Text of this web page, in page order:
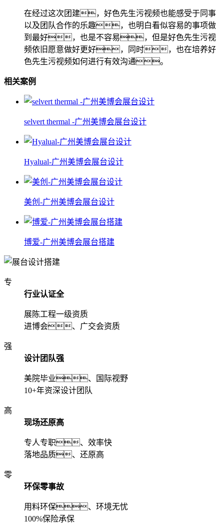
在经过这次团建，好色先生污视频也能感受于同事
以及团队合作的乐趣，也明白看似容易的事项做
到最好，也是不容易，但是好色先生污视
频依旧愿意做好更好，同时，也在培养好
色先生污视频如何进行有效沟通。
相关案例
selvert thermal -广州美博会展台设计
Hyalual-广州美博会展台设计
美创-广州美博会展台设计
博爱-广州美博会展台搭建
专
行业认证全
展陈工程一级资质
进博会、广交会资质
强
设计团队强
美院毕业、国际视野
10+年资深设计团队
高
现场还原高
专人专职、效率快
落地品质、还原高
零
环保零事故
用料环保、环境无忧
100%保险承保